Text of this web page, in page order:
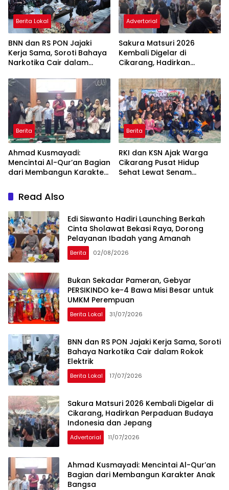
Berita Lokal
BNN dan RS PON Jajaki
Kerja Sama, Soroti Bahaya
Narkotika Cair dalam
Advertorial
Sakura Matsuri 2026
Kembali Digelar di
Cikarang, Hadirkan
Indonesia dan Jepang
Berita
Ahmad Kusmayadi:
Mencintai Al-Qur’an Bagian
dari Membangun Karakter
Berita
RKI dan KSN Ajak Warga
Cikarang Pusat Hidup
Sehat Lewat Senam
Read Also
Edi Siswanto Hadiri Launching Berkah
Cinta Sholawat Bekasi Raya, Dorong
Pelayanan Ibadah yang Amanah
Berita 02/08/2026
Bukan Sekadar Pameran, Gebyar
PERSIKINDO ke-4 Bawa Misi Besar untuk
UMKM Perempuan
Berita Lokal 31/07/2026
BNN dan RS PON Jajaki Kerja Sama, Soroti
Bahaya Narkotika Cair dalam Rokok
Elektrik
Berita Lokal 17/07/2026
Sakura Matsuri 2026 Kembali Digelar di
Cikarang, Hadirkan Perpaduan Budaya
Indonesia dan Jepang
Advertorial 11/07/2026
Ahmad Kusmayadi: Mencintai Al-Qur’an
Bagian dari Membangun Karakter Anak
Bangsa